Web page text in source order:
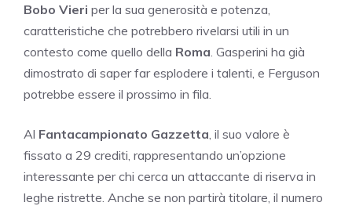
Bobo Vieri per la sua generosità e potenza,
caratteristiche che potrebbero rivelarsi utili in un
contesto come quello della Roma . Gasperini ha già
dimostrato di saper far esplodere i talenti, e Ferguson
potrebbe essere il prossimo in fila.
Al Fantacampionato Gazzetta , il suo valore è
fissato a 29 crediti, rappresentando un’opzione
interessante per chi cerca un attaccante di riserva in
leghe ristrette. Anche se non partirà titolare, il numero